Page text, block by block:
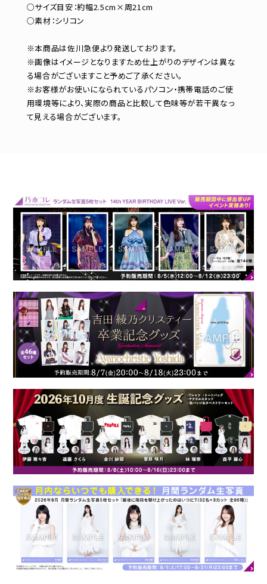
○サイズ目安：約幅2.5cm×周21cm
○素材：シリコン
※本商品は佐川急便より発送しております。
※画像はイメージとなりますため仕上がりのデザインは異な
る場合がございますこと予めご了承ください。
※お客様がお使いになられているパソコン・携帯電話のご使
用環境等により、実際の商品と比較して色味等が若干異なっ
て見える場合がございます。